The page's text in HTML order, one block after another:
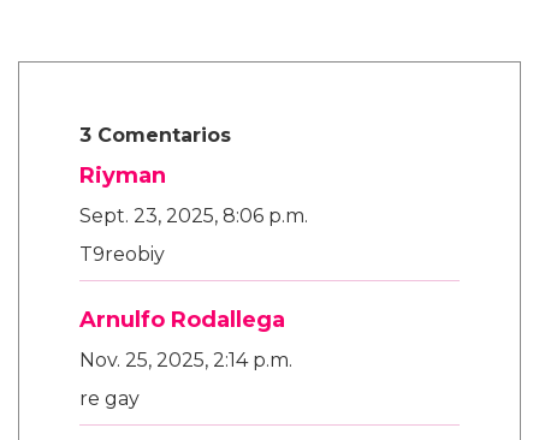
3 Comentarios
Riyman
Sept. 23, 2025, 8:06 p.m.
T9reobiy
Arnulfo Rodallega
Nov. 25, 2025, 2:14 p.m.
re gay